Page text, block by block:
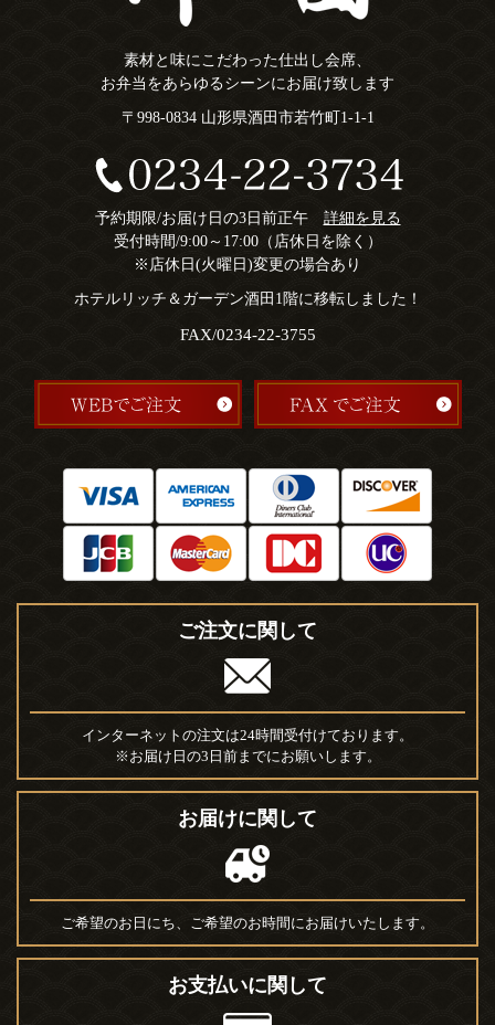
素材と味にこだわった仕出し会席、
お弁当をあらゆるシーンにお届け致します
〒998-0834 山形県酒田市若竹町1-1-1
予約期限/お届け日の3日前正午 詳細を見る
受付時間/9:00～17:00（店休日を除く）
※店休日(火曜日)変更の場合あり
ホテルリッチ＆ガーデン酒田1階に移転しました！
FAX/0234-22-3755
ご注文に関して
インターネットの注文は24時間受付けております。
※お届け日の3日前までにお願いします。
お届けに関して
ご希望のお日にち、ご希望のお時間にお届けいたします。
お支払いに関して